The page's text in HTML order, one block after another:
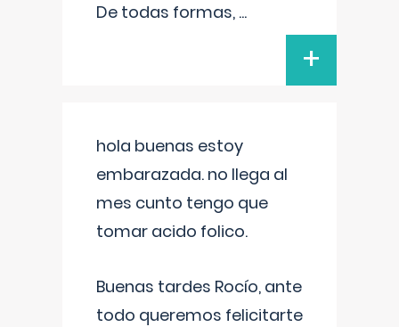
De todas formas, ...
+
hola buenas estoy
embarazada. no llega al
mes cunto tengo que
tomar acido folico.
Buenas tardes Rocío, ante
todo queremos felicitarte